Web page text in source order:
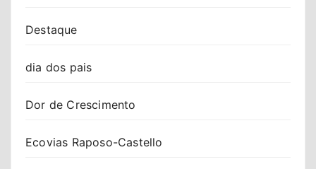
Destaque
dia dos pais
Dor de Crescimento
Ecovias Raposo-Castello